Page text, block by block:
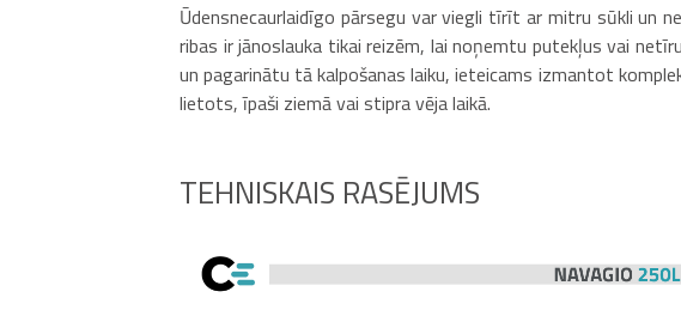
Ūdensnecaurlaidīgo pārsegu var viegli tīrīt ar mitru sūkli un
ribas ir jānoslauka tikai reizēm, lai noņemtu putekļus vai
un pagarinātu tā kalpošanas laiku, ieteicams izmantot
lietots, īpaši ziemā vai stipra vēja laikā.
TEHNISKAIS RASĒJUMS